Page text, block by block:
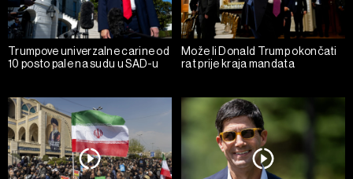
Trumpove univerzalne carine od
10 posto pale na sudu u SAD-u
Može li Donald Trump okončati
rat prije kraja mandata